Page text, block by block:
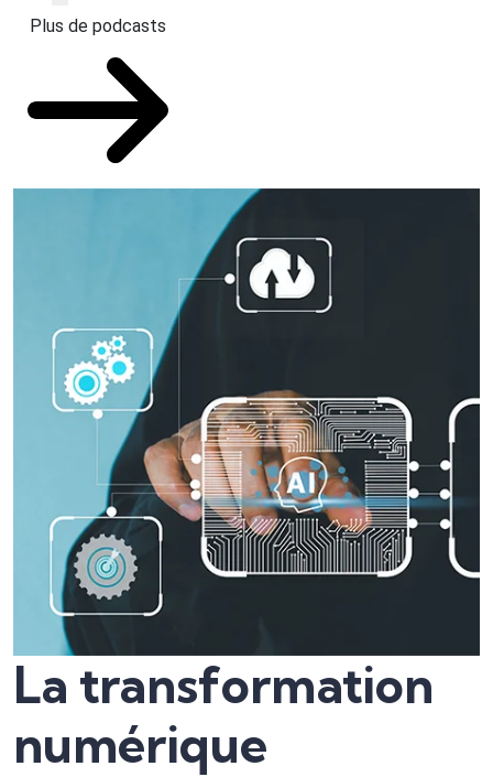
Plus de podcasts
La transformation
numérique